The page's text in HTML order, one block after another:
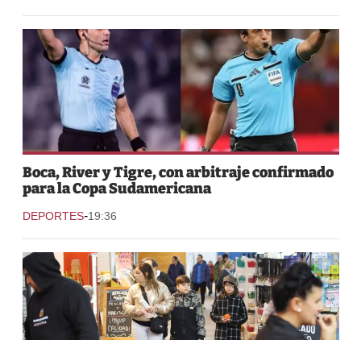
Boca, River y Tigre, con arbitraje confirmado
para la Copa Sudamericana
DEPORTES-19:36